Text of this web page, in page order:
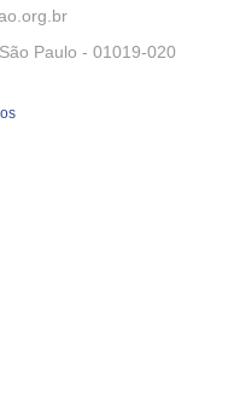
Paulo - 01019-020